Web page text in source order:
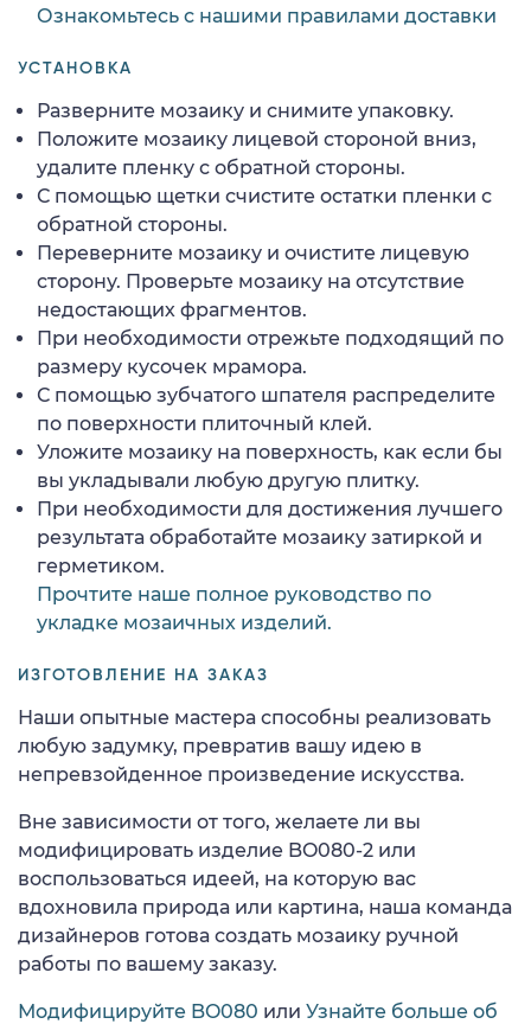
Ознакомьтесь с нашими правилами доставки
УСТАНОВКА
Разверните мозаику и снимите упаковку.
Положите мозаику лицевой стороной вниз,
удалите пленку с обратной стороны.
С помощью щетки счистите остатки пленки с
обратной стороны.
Переверните мозаику и очистите лицевую
сторону. Проверьте мозаику на отсутствие
недостающих фрагментов.
При необходимости отрежьте подходящий по
размеру кусочек мрамора.
С помощью зубчатого шпателя распределите
по поверхности плиточный клей.
Уложите мозаику на поверхность, как если бы
вы укладывали любую другую плитку.
При необходимости для достижения лучшего
результата обработайте мозаику затиркой и
герметиком.
Прочтите наше полное руководство по
укладке мозаичных изделий.
ИЗГОТОВЛЕНИЕ НА ЗАКАЗ
Наши опытные мастера способны реализовать
любую задумку, превратив вашу идею в
непревзойденное произведение искусства.
Вне зависимости от того, желаете ли вы
модифицировать изделие BO080-2 или
воспользоваться идеей, на которую вас
вдохновила природа или картина, наша команда
дизайнеров готова создать мозаику ручной
работы по вашему заказу.
Модифицируйте BO080 или Узнайте больше об